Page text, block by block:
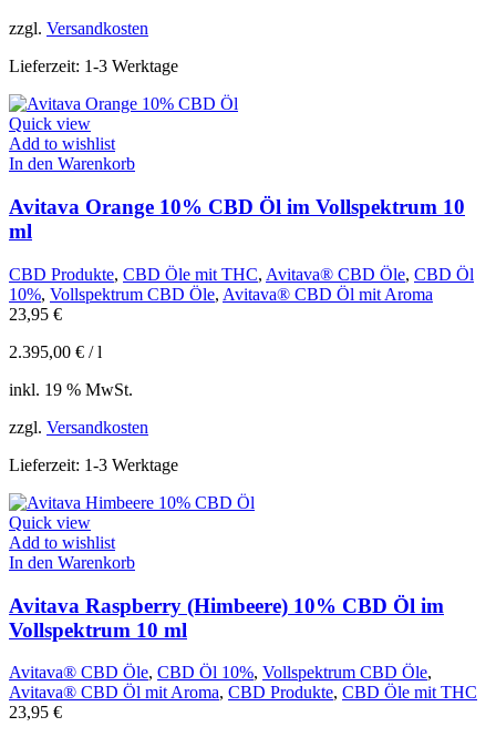
zzgl. Versandkosten
Lieferzeit: 1-3 Werktage
Quick view
Add to wishlist
In den Warenkorb
Avitava Orange 10% CBD Öl im Vollspektrum 10
ml
CBD Produkte, CBD Öle mit THC, Avitava® CBD Öle, CBD Öl
10%, Vollspektrum CBD Öle, Avitava® CBD Öl mit Aroma
23,95 €
2.395,00 € /l
inkl. 19 % MwSt.
zzgl. Versandkosten
Lieferzeit: 1-3 Werktage
Quick view
Add to wishlist
In den Warenkorb
Avitava Raspberry (Himbeere) 10% CBD Öl im
Vollspektrum 10 ml
Avitava® CBD Öle, CBD Öl 10%, Vollspektrum CBD Öle,
Avitava® CBD Öl mit Aroma, CBD Produkte, CBD Öle mit THC
23,95 €